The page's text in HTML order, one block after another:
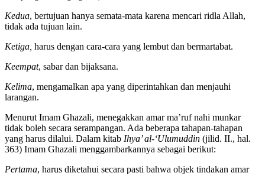
Kedua, bertujuan hanya semata-mata karena mencari ridla Allah,
tidak ada tujuan lain.
Ketiga, harus dengan cara-cara yang lembut dan bermartabat.
Keempat, sabar dan bijaksana.
Kelima, mengamalkan apa yang diperintahkan dan menjauhi
larangan.
Menurut Imam Ghazali, menegakkan amar ma’ruf nahi munkar
tidak boleh secara serampangan. Ada beberapa tahapan-tahapan
yang harus dilalui. Dalam kitab Ihya’ al-‘Ulumuddin (jilid. II., hal.
363) Imam Ghazali menggambarkannya sebagai berikut:
Pertama, harus diketahui secara pasti bahwa objek tindakan amar